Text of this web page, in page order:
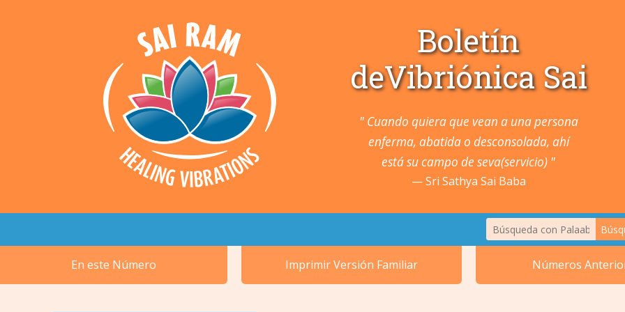
Boletín
deVibriónica Sai
" Cuando quiera que vean a una persona
enferma, abatida o desconsolada, ahí
está su campo de seva(servicio) "
Sri Sathya Sai Baba
1. Animales y
En este Número Imprimir Versión Familiar Números